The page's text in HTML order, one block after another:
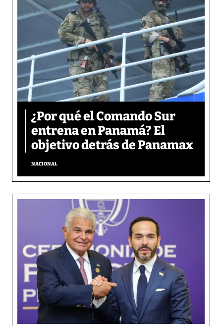
¿Por qué el Comando Sur
entrena en Panamá? El
objetivo detrás de Panamax
NACIONAL